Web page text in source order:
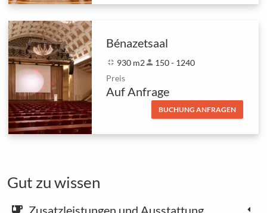
Bénazetsaal
fullscreen_exit 930 m2person 150 - 1240
Preis
Auf Anfrage
BUCHUNG ANFRAGEN
Gut zu wissen
Zusatzleistungen und Ausstattung